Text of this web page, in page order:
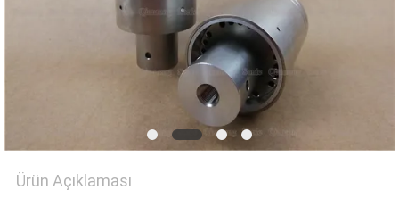
Ürün Açıklaması